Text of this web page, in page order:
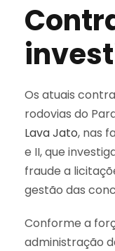
Os atuais
rodovias do
Lava Jato, nas
e II, que
fraude a
gestão das
Conforme a
administração